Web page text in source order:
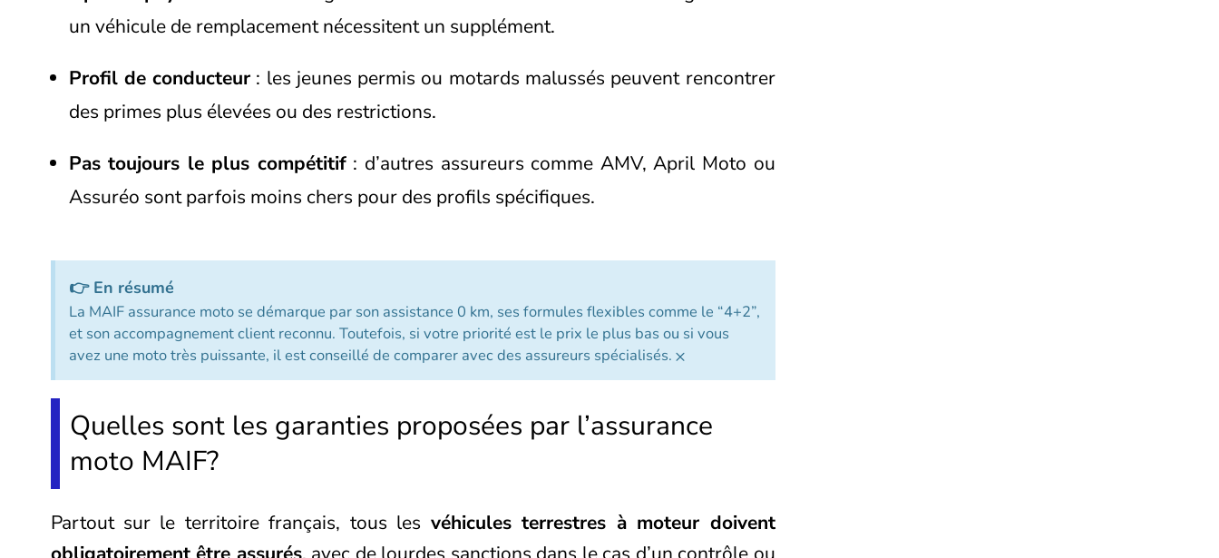
un véhicule de remplacement nécessitent un supplément.
Profil de conducteur : les jeunes permis ou motards malussés peuvent rencontrer
des primes plus élevées ou des restrictions.
Pas toujours le plus compétitif: d’autres assureurs comme AMV, April Moto ou
Assuréo sont parfois moins chers pour des profils spécifiques.
👉 En résumé
La MAIF assurance moto se démarque par son assistance 0 km, ses formules flexibles comme le “4+2”,
et son accompagnement client reconnu. Toutefois, si votre priorité est le prix le plus bas ou si vous
avez une moto très puissante, il est conseillé de comparer avec des assureurs spécialisés. ×
Quelles sont les garanties proposées par l’assurance
moto MAIF?
Partout sur le territoire français, tous les véhicules terrestres à moteur doivent